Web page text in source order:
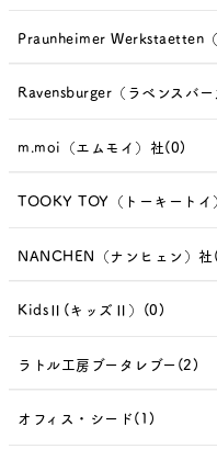
Praunheimer Werkstaetten
Ravensburger（ラベンスバ
m.moi（エムモイ）社(0)
TOOKY TOY（トーキート
NANCHEN（ナンヒェン）
KidsⅡ(キッズⅡ）(0)
ラトル工房ブータレブー(2)
オフィス・シード(1)